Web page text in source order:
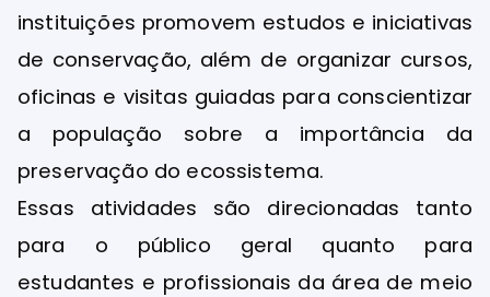
instituições promovem estudos e iniciativas
de conservação, além de organizar cursos,
oficinas e visitas guiadas para conscientizar
a população sobre a importância da
preservação do ecossistema.
Essas atividades são direcionadas tanto
para o público geral quanto para
estudantes e profissionais da área de meio